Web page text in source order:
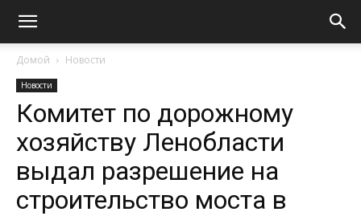
Домой Новости
Новости
Комитет по дорожному
хозяйству Ленобласти
выдал разрешение на
строительство моста в